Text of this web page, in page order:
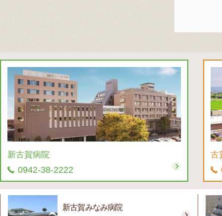
新古賀病院
0942-38-2222
古
新古賀みなみ病院